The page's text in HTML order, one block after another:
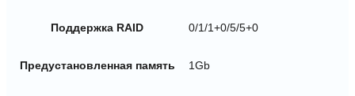
Поддержка RAID 0/1/1+0/5/5+0
Предустановленная память 1Gb